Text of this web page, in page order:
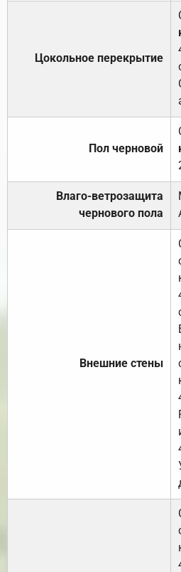
Цокольное перекрытие
Пол черновой
Влаго-ветрозащита
чернового пола
Внешние стены